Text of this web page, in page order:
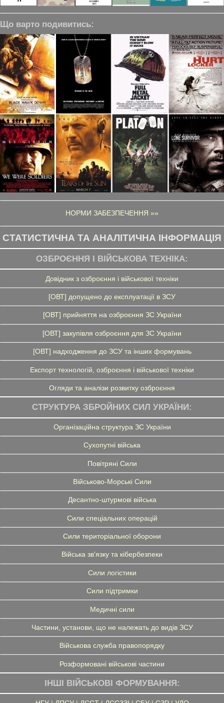
Що варто подивитись:
НОРМИ ЗАБЕЗПЕЧЕННЯ »»
СТАТИСТИЧНА ТА АНАЛІТИЧНА ІНФОРМАЦІЯ
ОЗБРОЄННЯ І ВІЙСЬКОВА ТЕХНІКА:
Довідник з озброєння і військової техніки
[ОВТ] допущено до експлуатації в ЗСУ
[ОВТ] прийняття на озброєння ЗС України
[ОВТ] закупівля озброєння для ЗС України
[ОВТ] надходження до ЗСУ та інших формувань
Експорт технологій, озброєння і військової техніки
Огляди та аналізи розвитку озброєння
СТРУКТУРА ЗБРОЙНИХ СИЛ УКРАЇНИ:
Організаційна структура ЗС України
Сухопутні війська
Повітряні Сили
Військово-Морські Сили
Десантно-штурмові війська
Сили спеціальних операцій
Сили територіальної оборони
Війська зв'язку та кібербезпеки
Сили логістики
Сили підтримки
Медичні сили
Частини, установи, що не належать до видів ЗСУ
Військова служба правопорядку
Розформовані військові частини
ІНШІ ВІЙСЬКОВІ ФОРМУВАННЯ: